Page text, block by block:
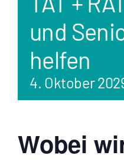
und
helfen
4. Oktober
Wobei